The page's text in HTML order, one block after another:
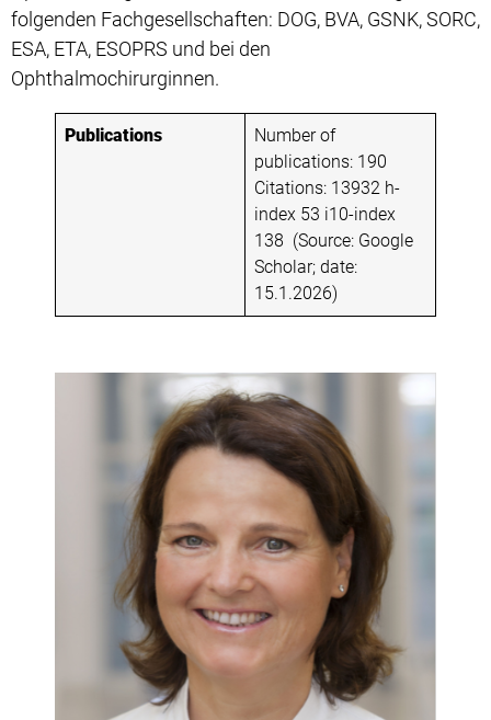
folgenden Fachgesellschaften: DOG, BVA, GSNK, SORC,
ESA, ETA, ESOPRS und bei den
Ophthalmochirurginnen.
Publications
Number of
publications: 190
Citations: 13932 h-
index 53 i10-index
138 (Source: Google
Scholar; date:
15.1.2026)